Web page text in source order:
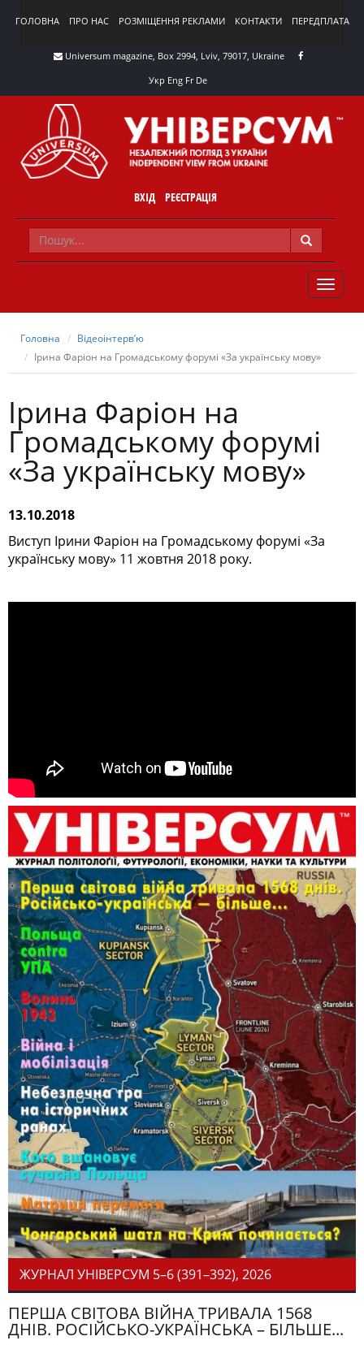
ГОЛОВНА ПРО НАС РОЗМІЩЕННЯ РЕКЛАМИ КОНТАКТИ ПЕРЕДПЛАТА
Universum magazine, Box 2994, Lviv, 79017, Ukraine
Укр Eng Fr De
ВХІД РЕЄСТРАЦІЯ
TOGGLE
Головна
Відеоінтерв’ю
Ірина Фаріон на Громадському форумі «За українську мову»
Ірина Фаріон на
Громадському форумі
«За українську мову»
13.10.2018
Виступ Ірини Фаріон на Громадському форумі «За
українську мову» 11 жовтня 2018 року.
ЖУРНАЛ УНІВЕРСУМ 5–6 (391–392), 2026
ПЕРША СВІТОВА ВІЙНА ТРИВАЛА 1568
ДНІВ. РОСІЙСЬКО-УКРАЇНСЬКА – БІЛЬШЕ...